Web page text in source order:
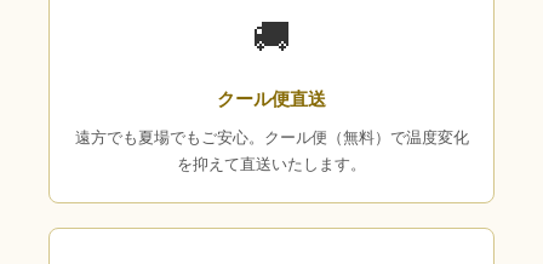
🚚
クール便直送
遠方でも夏場でもご安心。クール便（無料）で温度変化
を抑えて直送いたします。